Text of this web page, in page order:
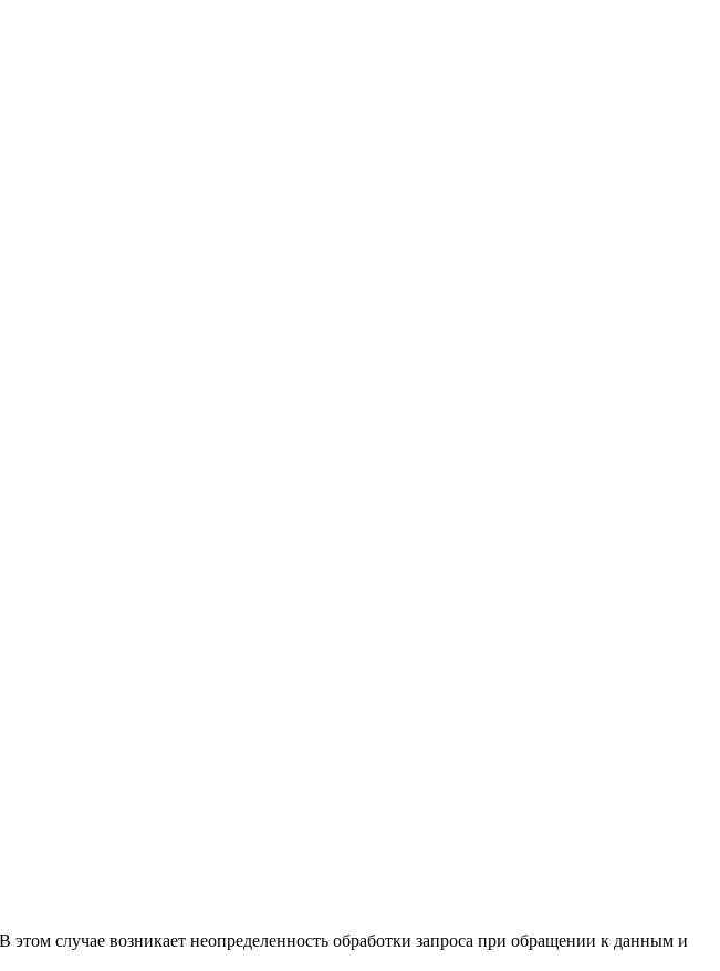
случае возникает неопределенность обработки запроса при обращении к данным и